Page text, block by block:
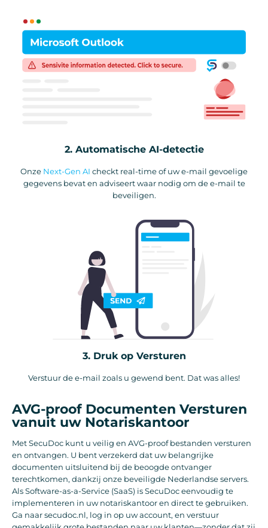
2. Automatische AI-detectie
Onze Next-Gen AI checkt real-time of uw e-mail gevoelige
gegevens bevat en adviseert waar nodig om de e-mail te
beveiligen.
3. Druk op Versturen
Verstuur de e-mail zoals u gewend bent. Dat was alles!
AVG-proof Documenten Versturen
vanuit uw Notariskantoor
Met SecuDoc kunt u veilig en AVG-proof bestanden versturen
en ontvangen. U bent verzekerd dat uw belangrijke
documenten uitsluitend bij de beoogde ontvanger
terechtkomen, dankzij onze beveiligde Nederlandse servers.
Als Software-as-a-Service (SaaS) is SecuDoc eenvoudig te
implementeren in uw notariskantoor en direct te gebruiken.
Ga naar secudoc.nl, log in op uw account, en verstuur